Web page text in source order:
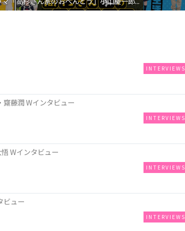
INTERVIEWS
藤潤 Wインタビュー
INTERVIEWS
Wインタビュー
INTERVIEWS
ビュー
INTERVIEWS